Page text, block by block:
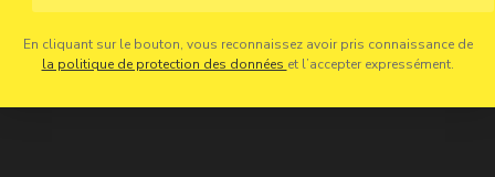
En cliquant sur le bouton, vous reconnaissez avoir pris connaissance de
la politique de protection des données et l’accepter expressément.